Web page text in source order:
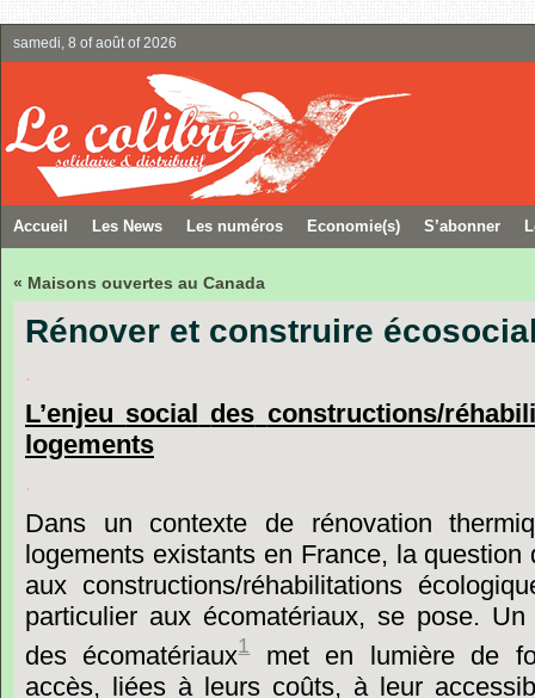
samedi, 8 of août of 2026
Accueil Les News Les numéros Economie(s) S’abonner
« Maisons ouvertes au Canada
Rénover et construire
.
L’enjeu social des constructions/
logements
.
Dans un contexte de rénovation
logements existants en France, la question
aux constructions/réhabilitations
particulier aux écomatériaux, se pose. Un
des écomatériaux1 met en lumière de
accès,
liées à leurs coûts, à leur